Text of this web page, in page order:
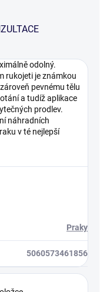
odolný.
rukojeti je známkou
pevnému tělu
a tudíž aplikace
prodlev.
náhradních
v té nejlepší
Praky
5060573461856